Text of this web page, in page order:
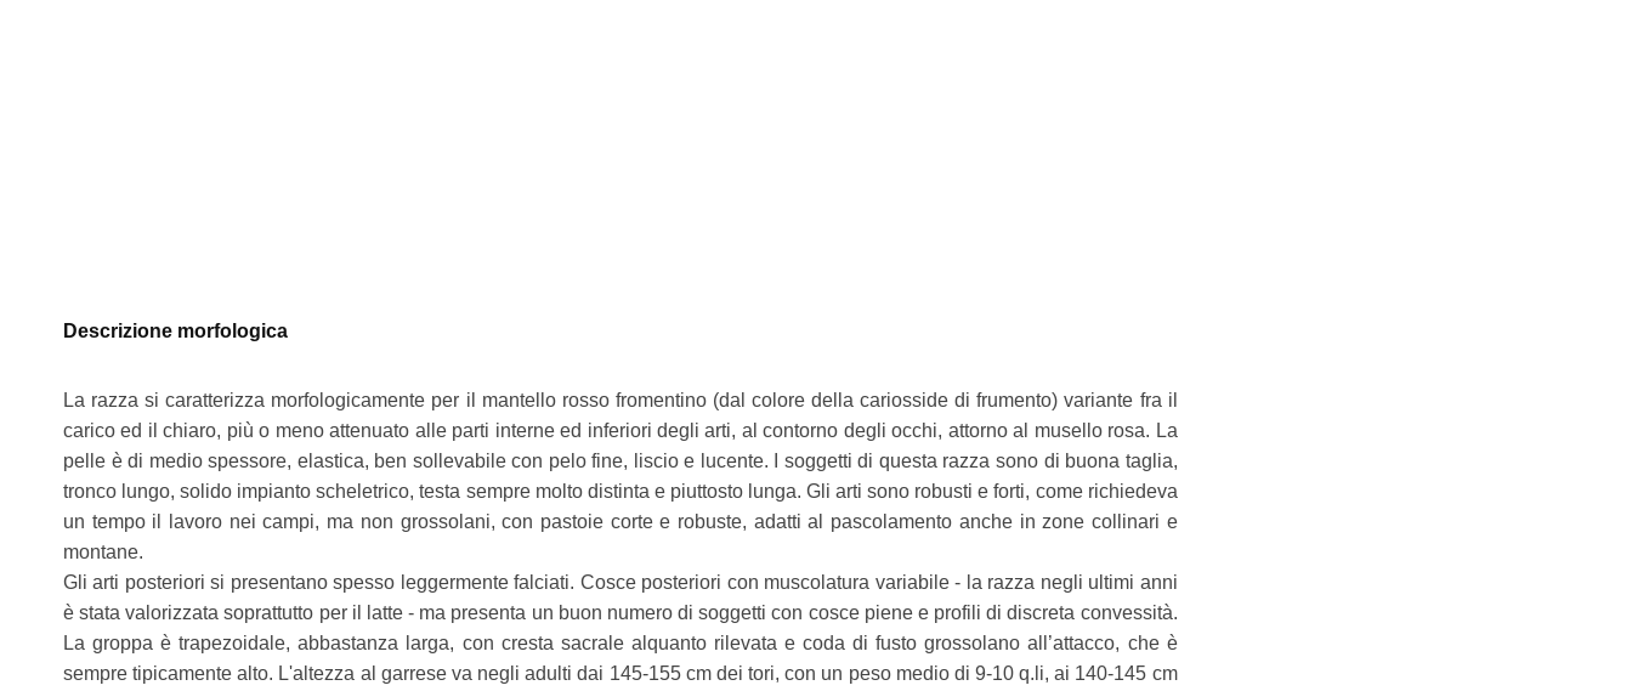
Descrizione morfologica
La razza si caratterizza morfologicamente per il mantello rosso fromentino (dal colore della cariosside di frumento) variante fra il
carico ed il chiaro, più o meno attenuato alle parti interne ed inferiori degli arti, al contorno degli occhi, attorno al musello rosa. La
pelle è di medio spessore, elastica, ben sollevabile con pelo fine, liscio e lucente. I soggetti di questa razza sono di buona taglia,
tronco lungo, solido impianto scheletrico, testa sempre molto distinta e piuttosto lunga. Gli arti sono robusti e forti, come richiedeva
un tempo il lavoro nei campi, ma non grossolani, con pastoie corte e robuste, adatti al pascolamento anche in zone collinari e
montane.
Gli arti posteriori si presentano spesso leggermente falciati. Cosce posteriori con muscolatura variabile - la razza negli ultimi anni
è stata valorizzata soprattutto per il latte - ma presenta un buon numero di soggetti con cosce piene e profili di discreta convessità.
La groppa è trapezoidale, abbastanza larga, con cresta sacrale alquanto rilevata e coda di fusto grossolano all’attacco, che è
sempre tipicamente alto. L'altezza al garrese va negli adulti dai 145-155 cm dei tori, con un peso medio di 9-10 q.li, ai 140-145 cm